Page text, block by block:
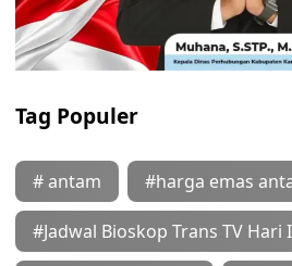
Tag Populer
# antam #harga emas
#Jadwal Bioskop Trans TV Hari